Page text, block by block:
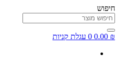
חיפוש
0.00 ₪
0 עגלת קניות